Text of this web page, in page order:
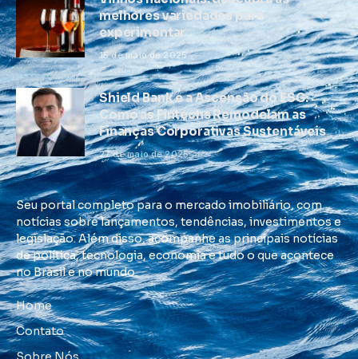
melhores variedades para
experimentar
15 de maio de 2025
Shield Bank e a Ascensão do ESG:
Como as Fintechs Remodelam as
Finanças Corporativas Sustentáveis
27 de maio de 2025
Seu portal completo para o mercado imobiliário, com
notícias sobre lançamentos, tendências, investimentos e
legislação. Além disso, acompanhe as principais notícias
de política, tecnologia, economia e tudo o que acontece
no Brasil e no mundo.
Home
Contato